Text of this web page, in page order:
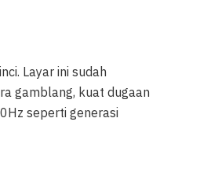
Layar ini sudah
gamblang, kuat dugaan
seperti generasi